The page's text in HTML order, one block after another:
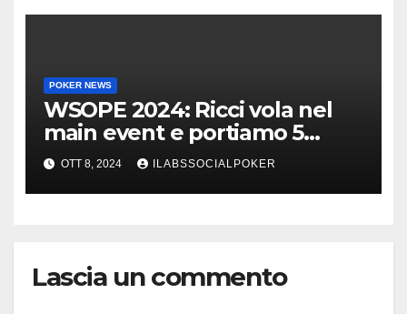
POKER NEWS
WSOPE 2024: Ricci vola nel
main event e portiamo 5
azzurri al day 4
OTT 8, 2024 ILABSSOCIALPOKER
Lascia un commento